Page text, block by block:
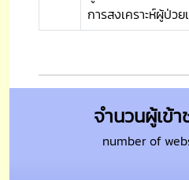
การสงเคราะห์ผู้ป่วย
จำนวนผู้เข้า
number of